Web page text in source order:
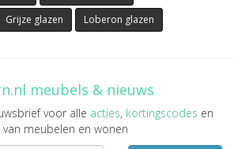
Grijze glazen Loberon glazen
meubels & nieuws
voor alle acties, kortingscodes en
meubelen en wonen